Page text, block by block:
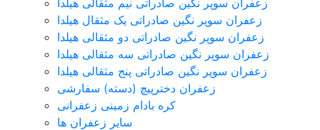
زعفران سوپر نگین صادراتی نیم مثقالی هیلدا
زعفران سوپر نگین صادراتی یک مثقال هیلدا
زعفران سوپر نگین صادراتی دو مثقالی هیلدا
زعفران سوپر نگین صادراتی سه مثقالی هیلدا
زعفران سوپر نگین صادراتی پنج مثقالی هیلدا
زعفران دخترپیچ (دسته) سفارشی
کره بادام زمینی زعفرانی
سایر زعفران ها